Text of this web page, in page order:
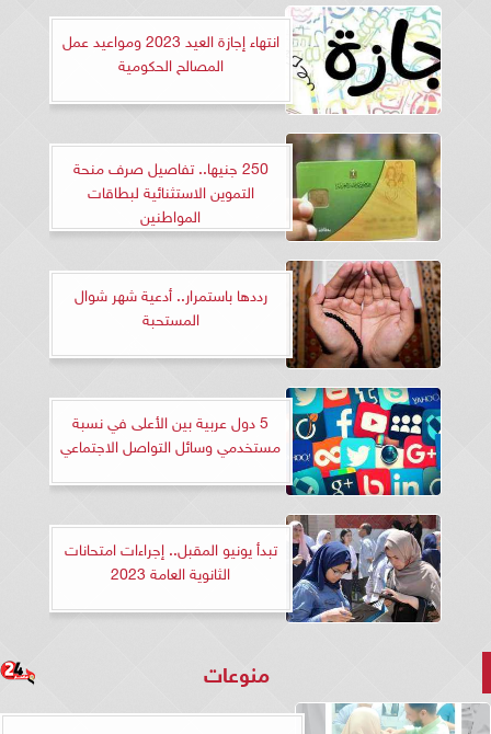
انتهاء إجازة العيد 2023 ومواعيد عمل
المصالح الحكومية
250 جنيها.. تفاصيل صرف منحة
التموين الاستثنائية لبطاقات
المواطنين
رددها باستمرار.. أدعية شهر شوال
المستحبة
5 دول عربية بين الأعلى في نسبة
مستخدمي وسائل التواصل الاجتماعي
تبدأ يونيو المقبل.. إجراءات امتحانات
الثانوية العامة 2023
منوعات